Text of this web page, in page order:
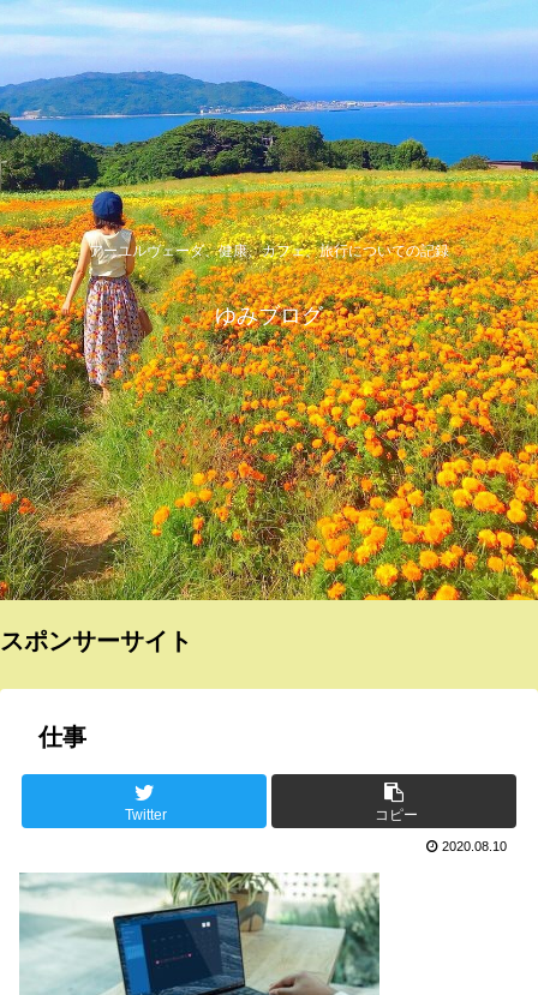
アーユルヴェーダ、健康、カフェ、旅行についての記録
ゆみブログ
スポンサーサイト
仕事
Twitter コピー
2020.08.10